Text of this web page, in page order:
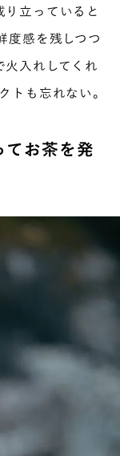
立っていると
度感を残しつつ
入れしてくれ
トも忘れない。
お茶を発